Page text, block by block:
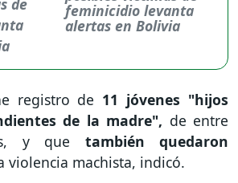
feminicidio levanta
alertas en Bolivia
registro de 11 jóvenes "hijos
de la madre", de entre
y que también quedaron
violencia machista, indicó.